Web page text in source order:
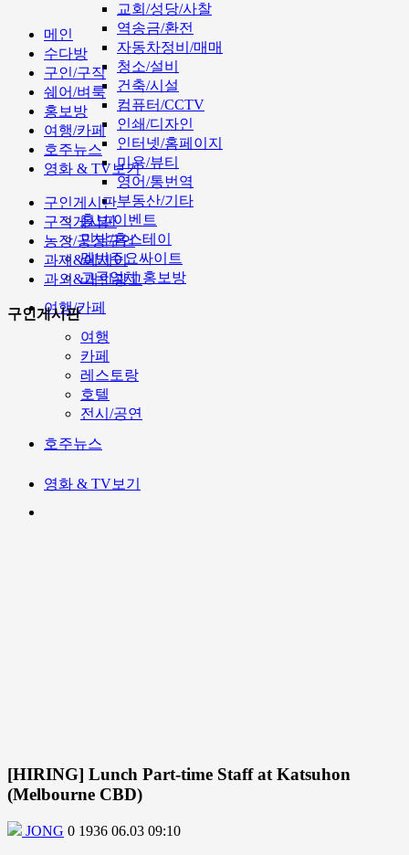
교회/성당/사찰
역송금/환전
자동차정비/매매
청소/설비
건축/시설
컴퓨터/CCTV
인쇄/디자인
인터넷/홈페이지
미용/뷰티
영어/통번역
부동산/기타
홍보/이벤트
민박/홈스테이
멜번주요싸이트
고국업체 홍보방
여행/카페
여행
카페
레스토랑
호텔
전시/공연
호주뉴스
영화 & TV보기
메인
수다방
구인/구직
쉐어/벼룩
홍보방
여행/카페
호주뉴스
영화 & TV보기
구인게시판
구직게시판
농장/공장구인
과제&에세이
과외&개인광고
구인게시판
[HIRING] Lunch Part-time Staff at Katsuhon
(Melbourne CBD)
JONG 0 1936 06.03 09:10